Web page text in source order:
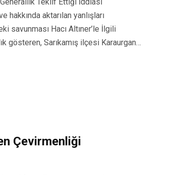
hakkında aktarılan yanlışları
savunması Hacı Altıner’le İlgili
gösteren, Sarıkamış ilçesi Karaurgan…
Çevirmenliği